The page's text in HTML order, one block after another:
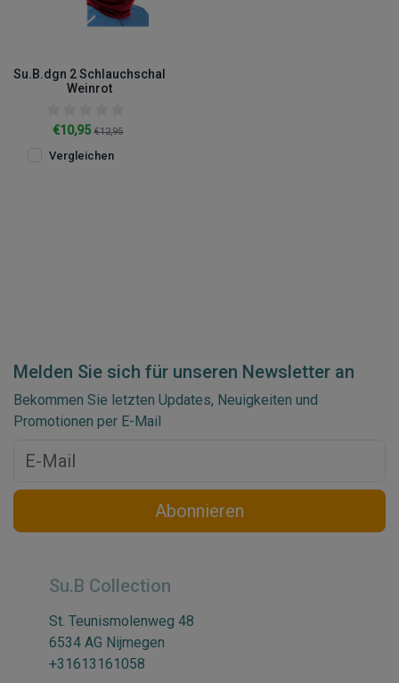
Su.B.dgn 2 Schlauchschal
Weinrot
€10,95€12,95
Vergleichen
Melden Sie sich für unseren Newsletter an
Bekommen Sie letzten Updates, Neuigkeiten und
Promotionen per E-Mail
Abonnieren
Su.B Collection
St. Teunismolenweg 48
6534 AG Nijmegen
+31613161058